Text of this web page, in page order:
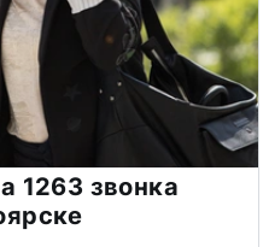
1263 звонка